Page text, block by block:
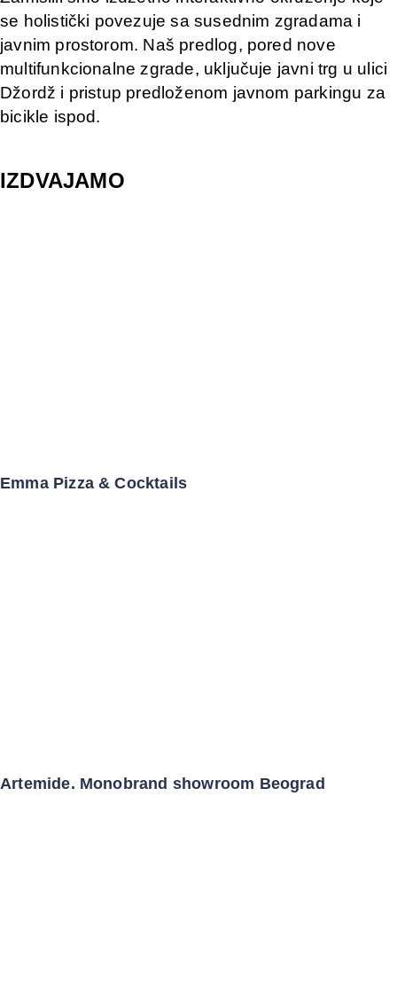
se holistički povezuje sa susednim zgradama i
javnim prostorom. Naš predlog, pored nove
multifunkcionalne zgrade, uključuje javni trg u ulici
Džordž i pristup predloženom javnom parkingu za
bicikle ispod.
IZDVAJAMO
Emma Pizza & Cocktails
Artemide. Monobrand showroom Beograd